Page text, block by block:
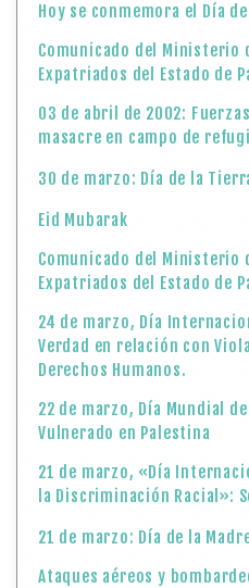
Hoy se conmemora el Día
Comunicado del Ministerio
Expatriados del Estado de
03 de abril de 2002:
masacre en campo de
30 de marzo: Día de la
Eid Mubarak
Comunicado del Ministerio
Expatriados del Estado de
24 de marzo, Día
Verdad en relación con
Derechos Humanos.
22 de marzo, Día Mundial
Vulnerado en Palestina
21 de marzo, «Día
la Discriminación Racial»:
21 de marzo: Día de la
Ataques aéreos y